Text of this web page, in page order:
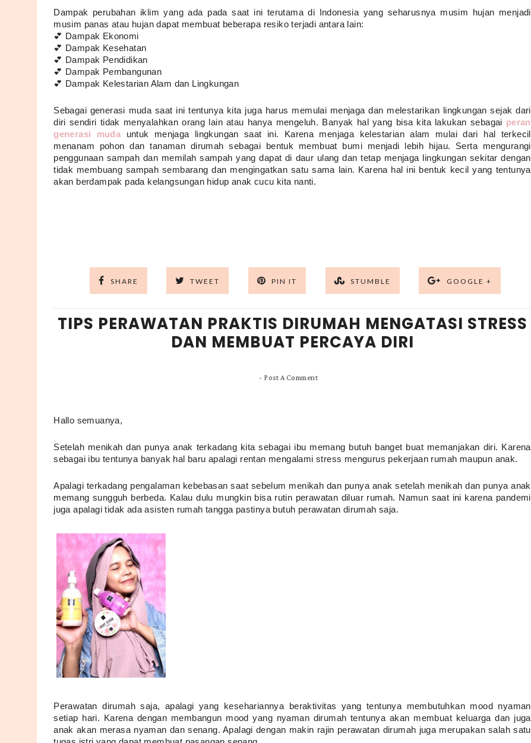
Dampak perubahan iklim yang ada pada saat ini terutama di Indonesia yang seharusnya musim hujan menjadi
musim panas atau hujan dapat membuat beberapa resiko terjadi antara lain:
💕 Dampak Ekonomi
💕 Dampak Kesehatan
💕 Dampak Pendidikan
💕 Dampak Pembangunan
💕 Dampak Kelestarian Alam dan Lingkungan
Sebagai generasi muda saat ini tentunya kita juga harus memulai menjaga dan melestarikan lingkungan sejak dari
diri sendiri tidak menyalahkan orang lain atau hanya mengeluh. Banyak hal yang bisa kita lakukan sebagai peran
generasi muda untuk menjaga lingkungan saat ini. Karena menjaga kelestarian alam mulai dari hal terkecil
menanam pohon dan tanaman dirumah sebagai bentuk membuat bumi menjadi lebih hijau. Serta mengurangi
penggunaan sampah dan memilah sampah yang dapat di daur ulang dan tetap menjaga lingkungan sekitar dengan
tidak membuang sampah sembarang dan mengingatkan satu sama lain. Karena hal ini bentuk kecil yang tentunya
akan berdampak pada kelangsungan hidup anak cucu kita nanti.
SHARE TWEET PIN IT STUMBLE GOOGLE +
TIPS PERAWATAN PRAKTIS DIRUMAH MENGATASI STRESS
DAN MEMBUAT PERCAYA DIRI
- Post A Comment
Hallo semuanya,
Setelah menikah dan punya anak terkadang kita sebagai ibu memang butuh banget buat memanjakan diri. Karena
sebagai ibu tentunya banyak hal baru apalagi rentan mengalami stress mengurus pekerjaan rumah maupun anak.
Apalagi terkadang pengalaman kebebasan saat sebelum menikah dan punya anak setelah menikah dan punya anak
memang sungguh berbeda. Kalau dulu mungkin bisa rutin perawatan diluar rumah. Namun saat ini karena pandemi
juga apalagi tidak ada asisten rumah tangga pastinya butuh perawatan dirumah saja.
Perawatan dirumah saja, apalagi yang kesehariannya beraktivitas yang tentunya membutuhkan mood nyaman
setiap hari. Karena dengan membangun mood yang nyaman dirumah tentunya akan membuat keluarga dan juga
anak akan merasa nyaman dan senang. Apalagi dengan makin rajin perawatan dirumah juga merupakan salah satu